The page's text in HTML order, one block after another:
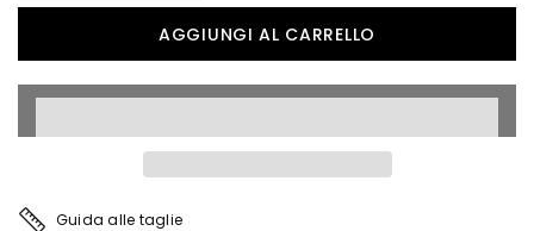
Guida alle taglie